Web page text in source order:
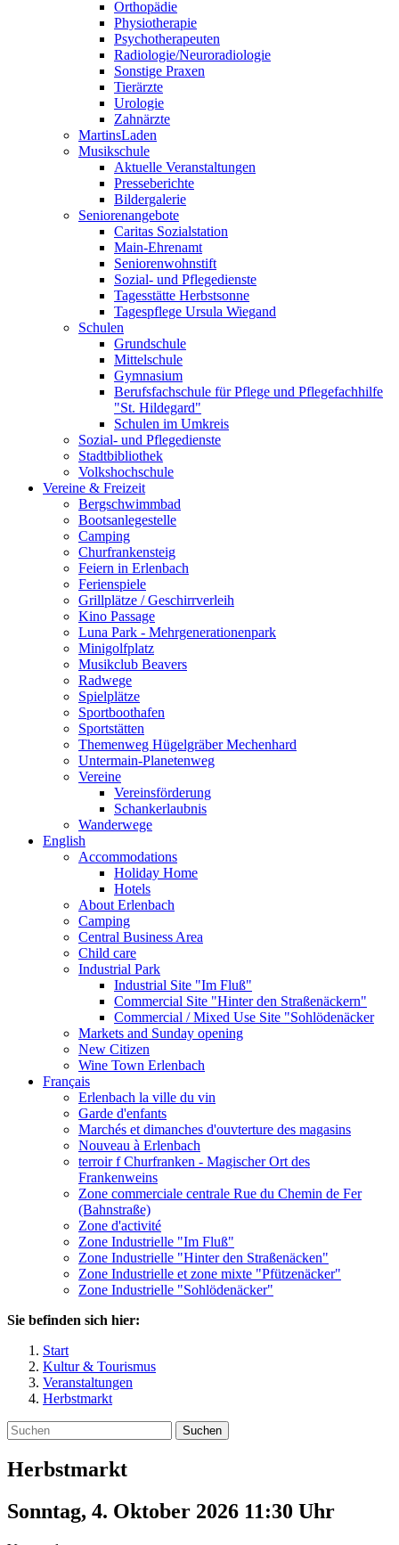
Orthopädie
Physiotherapie
Psychotherapeuten
Radiologie/Neuroradiologie
Sonstige Praxen
Tierärzte
Urologie
Zahnärzte
MartinsLaden
Musikschule
Aktuelle Veranstaltungen
Presseberichte
Bildergalerie
Seniorenangebote
Caritas Sozialstation
Main-Ehrenamt
Seniorenwohnstift
Sozial- und Pflegedienste
Tagesstätte Herbstsonne
Tagespflege Ursula Wiegand
Schulen
Grundschule
Mittelschule
Gymnasium
Berufsfachschule für Pflege und Pflegefachhilfe
"St. Hildegard"
Schulen im Umkreis
Sozial- und Pflegedienste
Stadtbibliothek
Volkshochschule
Vereine & Freizeit
Bergschwimmbad
Bootsanlegestelle
Camping
Churfrankensteig
Feiern in Erlenbach
Ferienspiele
Grillplätze / Geschirrverleih
Kino Passage
Luna Park - Mehrgenerationenpark
Minigolfplatz
Musikclub Beavers
Radwege
Spielplätze
Sportboothafen
Sportstätten
Themenweg Hügelgräber Mechenhard
Untermain-Planetenweg
Vereine
Vereinsförderung
Schankerlaubnis
Wanderwege
English
Accommodations
Holiday Home
Hotels
About Erlenbach
Camping
Central Business Area
Child care
Industrial Park
Industrial Site "Im Fluß"
Commercial Site "Hinter den Straßenäckern"
Commercial / Mixed Use Site "Sohlödenäcker
Markets and Sunday opening
New Citizen
Wine Town Erlenbach
Français
Erlenbach la ville du vin
Garde d'enfants
Marchés et dimanches d'ouvterture des magasins
Nouveau à Erlenbach
terroir f Churfranken - Magischer Ort des
Frankenweins
Zone commerciale centrale Rue du Chemin de Fer
(Bahnstraße)
Zone d'activité
Zone Industrielle "Im Fluß"
Zone Industrielle "Hinter den Straßenäcken"
Zone Industrielle et zone mixte "Pfützenäcker"
Zone Industrielle "Sohlödenäcker"
Sie befinden sich hier:
Start
Kultur & Tourismus
Veranstaltungen
Herbstmarkt
Suchen
Herbstmarkt
Sonntag, 4. Oktober 2026 11:30 Uhr